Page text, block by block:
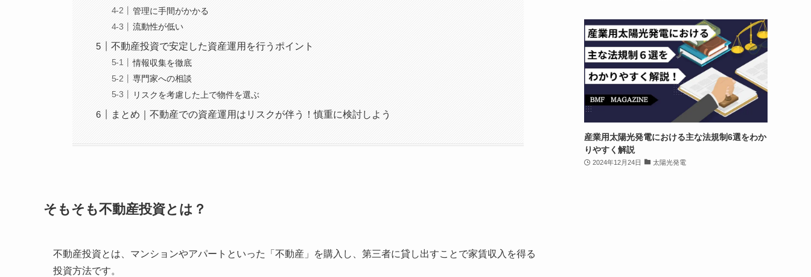
管理に手間がかかる
流動性が低い
不動産投資で安定した資産運用を行うポイント
情報収集を徹底
専門家への相談
リスクを考慮した上で物件を選ぶ
まとめ｜不動産での資産運用はリスクが伴う！慎重に検討しよう
そもそも不動産投資とは？
不動産投資とは、マンションやアパートといった「不動産」を購入し、第三者に貸し出すことで家賃収入を得る
投資方法です。
産業用太陽光発電における主な法規制6選をわか
りやすく解説
2024年12月24日 太陽光発電